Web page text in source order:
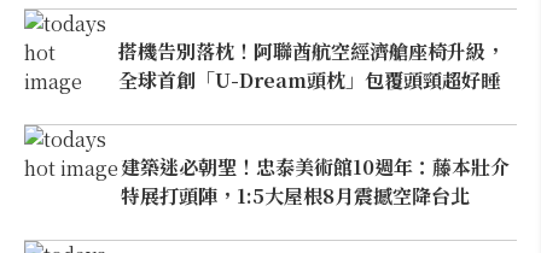
搭機告別落枕！阿聯酋航空經濟艙座椅升級，
全球首創「U-Dream頭枕」包覆頭頸超好睡
建築迷必朝聖！忠泰美術館10週年：藤本壯介
特展打頭陣，1:5大屋根8月震撼空降台北